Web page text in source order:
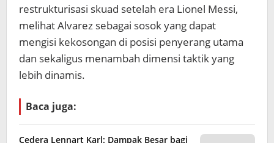
restrukturisasi skuad setelah era Lionel Messi,
melihat Alvarez sebagai sosok yang dapat
mengisi kekosongan di posisi penyerang utama
dan sekaligus menambah dimensi taktik yang
lebih dinamis.
Baca juga:
Cedera Lennart Karl: Dampak Besar bagi